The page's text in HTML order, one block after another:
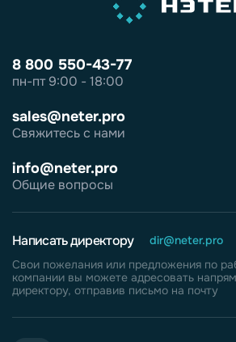
8 800 550-43-77
пн-пт 9:00 - 18:00
sales@neter.pro
Свяжитесь с нами
info@neter.pro
Общие вопросы
Написать директору
dir@neter.pro
Свои пожелания или предложения по
компании вы можете адресовать
директору, отправив письмо на почту